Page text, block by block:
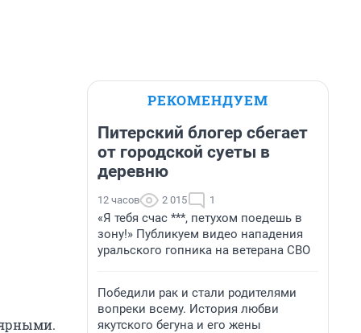
РЕКОМЕНДУЕМ
Питерский блогер сбегает
от городской суеты в
деревню
12 часов 2 015 1
«Я тебя счас ***, петухом поедешь в
зону!» Публикуем видео нападения
уральского гопника на ветерана СВО
Победили рак и стали родителями
вопреки всему. История любви
якутского бегуна и его жены